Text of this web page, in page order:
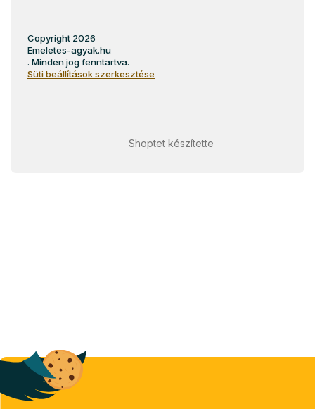
Shoptet készítette
Copyright 2026
Emeletes-agyak.hu
. Minden jog fenntartva.
Süti beállítások szerkesztése